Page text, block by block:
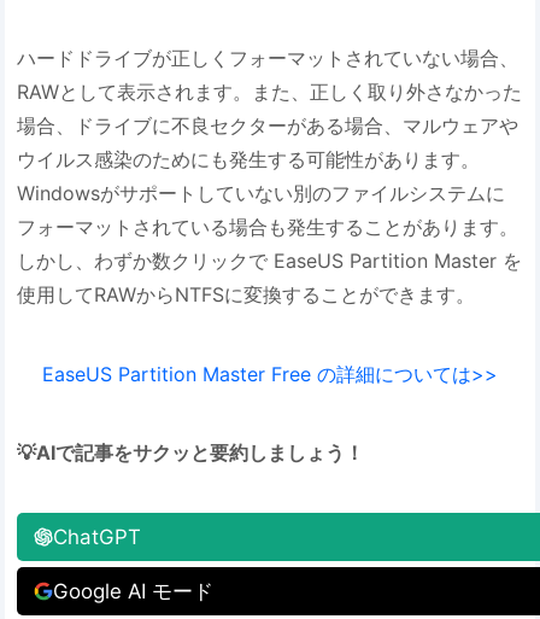
ハードドライブが正しくフォーマットされていない場合、
RAWとして表示されます。また、正しく取り外さなかった
場合、ドライブに不良セクターがある場合、マルウェアや
ウイルス感染のためにも発生する可能性があります。
Windowsがサポートしていない別のファイルシステムに
フォーマットされている場合も発生することがあります。
しかし、わずか数クリックで EaseUS Partition Master を
使用してRAWからNTFSに変換することができます。
EaseUS Partition Master Free の詳細については>>
💡AIで記事をサクッと要約しましょう！
ChatGPT
Google AI モード